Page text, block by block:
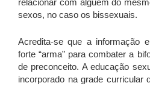
relacionar com alguém do
sexos, no caso os bissexuais.
Acredita-se que a informação
forte “arma” para combater a
de preconceito. A educação
incorporado na grade curricular